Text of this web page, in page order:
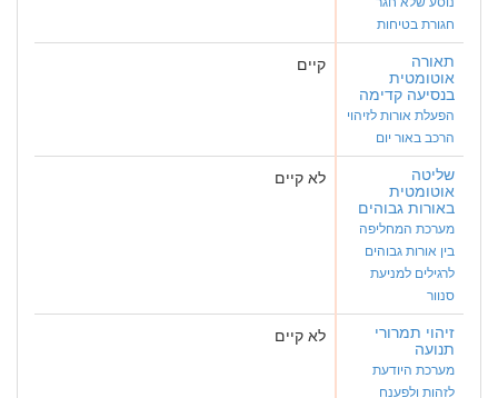
חגורת בטיחות
תאורה
אוטומטית
בנסיעה קדימה
הפעלת אורות לזיהוי
הרכב באור יום
קיים
שליטה
אוטומטית
באורות גבוהים
מערכת המחליפה
בין אורות גבוהים
לרגילים למניעת
סנוור
לא קיים
זיהוי תמרורי
תנועה
מערכת היודעת
לזהות ולפענח
לא קיים